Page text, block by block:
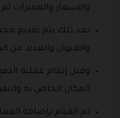
والاسعار والمميزات
بعد ذلك يتم تقديم
والعنوان والعديد من
وقبل إتمام عملية
المكان الخاص به
ثم القيام بإضافة